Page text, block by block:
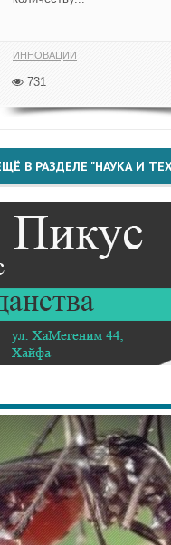
ИННОВАЦИИ
731
В РАЗДЕЛЕ "НАУКА И